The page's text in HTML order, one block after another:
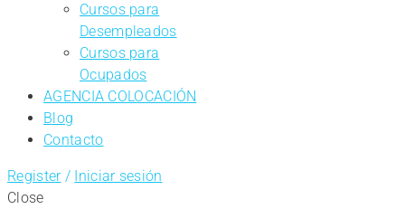
Cursos para
Desempleados
Cursos para
Ocupados
AGENCIA COLOCACIÓN
Blog
Contacto
Register/ Iniciar sesión
Close